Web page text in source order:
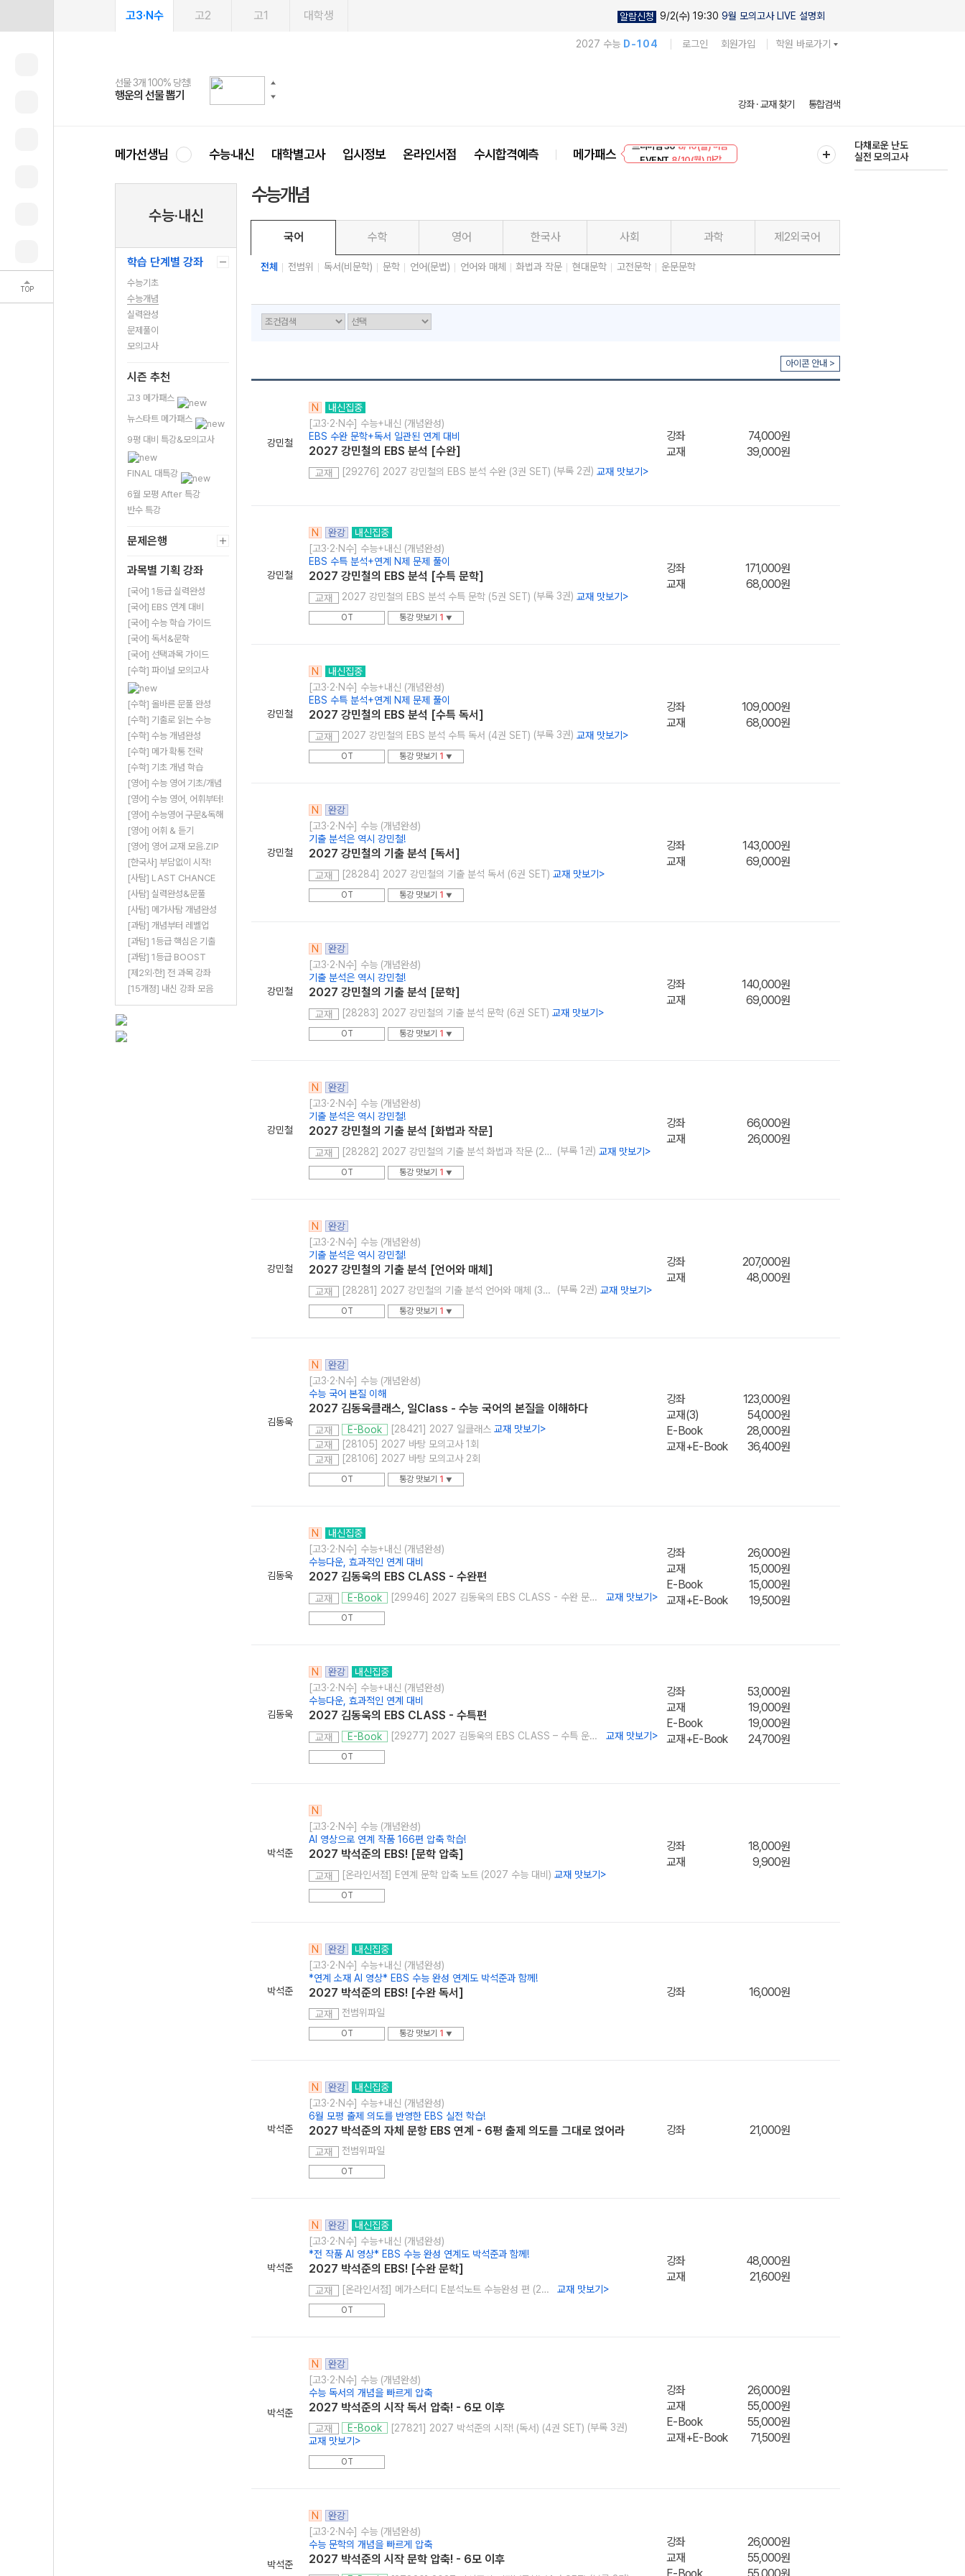
TOP
고3·N수 고2 고1 대학생 알람신청 9/2(수) 19:30 9월 모의고사 LIVE 설명회
2027 수능 D-104 로그인 회원가입 학원 바로가기
메가스터디
선물 3개 100% 당첨!
행운의 선물 뽑기
선물 100% 증정!
메가스터디 X 올리브
여름방학 스터디 캐시백
메가런 썸머스쿨
2027 러셀 단과
강사 공개선발
스마트러닝앱
설문 EVENT
메가패스
3일 무료 체험권
메가패스 수강생 무료혜택!
메가클럽 멤버십
사회공헌 캠페인
희망이룸 메가나눔
강좌 · 교재 찾기 통합검색
메가선생님 수능·내신 대학별고사 입시정보 온라인서점 수시합격예측 메가패스
EVENT
8/10(월) 마감
다채로운 난도
실전 모의고사
수능·내신
학습 단계별 강좌
수능기초
수능개념
실력완성
문제풀이
모의고사
시즌 추천
고3 메가패스
뉴스타트 메가패스
9평 대비 특강&모의고사
FINAL 대특강
6월 모평 After 특강
반수 특강
문제은행
과목별 기획 강좌
[국어] 1등급 실력완성
[국어] EBS 연계 대비
[국어] 수능 학습 가이드
[국어] 독서&문학
[국어] 선택과목 가이드
[수학] 파이널 모의고사
[수학] 올바른 문풀 완성
[수학] 기출로 읽는 수능
[수학] 수능 개념완성
[수학] 메가 확통 전략
[수학] 기초 개념 학습
[영어] 수능 영어 기초/개념
[영어] 수능 영어, 어휘부터!
[영어] 수능영어 구문&독해
[영어] 어휘 & 듣기
[영어] 영어 교재 모음.ZIP
[한국사] 부담없이 시작!
[사탐] LAST CHANCE
[사탐] 실력완성&문풀
[사탐] 메가사탐 개념완성
[과탐] 개념부터 레벨업
[과탐] 1등급 핵심은 기출
[과탐] 1등급 BOOST
[제2외·한] 전 과목 강좌
[15개정] 내신 강좌 모음
수능개념
국어
전체 전범위 독서(비문학) 문학 언어(문법) 언어와 매체 화법과 작문 현대문학 고전문학 운문문학
수학 영어 한국사 사회 과학 제2외국어
아이콘 안내 >
강민철
N
내신집중
[고3·2·N수] 수능+내신 (개념완성)
EBS 수완 문학+독서 일관된 연계 대비
2027 강민철의 EBS 분석 [수완]
교재 [29276] 2027 강민철의 EBS 분석 수완 (3권 SET) (부록 2권) 교재 맛보기 >
강좌
74,000원
교재
39,000원
강민철
N 완강
내신집중
[고3·2·N수] 수능+내신 (개념완성)
EBS 수특 분석+연계 N제 문제 풀이
2027 강민철의 EBS 분석 [수특 문학]
교재 2027 강민철의 EBS 분석 수특 문학 (5권 SET) (부록 3권) 교재 맛보기 >
OT 통강 맛보기 1 ▼
강좌
171,000원
교재
68,000원
강민철
N
내신집중
[고3·2·N수] 수능+내신 (개념완성)
EBS 수특 분석+연계 N제 문제 풀이
2027 강민철의 EBS 분석 [수특 독서]
교재 2027 강민철의 EBS 분석 수특 독서 (4권 SET) (부록 3권) 교재 맛보기 >
OT 통강 맛보기 1 ▼
강좌
109,000원
교재
68,000원
강민철
N
완강
[고3·2·N수] 수능 (개념완성)
기출 분석은 역시 강민철!
2027 강민철의 기출 분석 [독서]
교재 [28284] 2027 강민철의 기출 분석 독서 (6권 SET) 교재 맛보기 >
OT 통강 맛보기 1 ▼
강좌
143,000원
교재
69,000원
강민철
N
완강
[고3·2·N수] 수능 (개념완성)
기출 분석은 역시 강민철!
2027 강민철의 기출 분석 [문학]
교재 [28283] 2027 강민철의 기출 분석 문학 (6권 SET) 교재 맛보기 >
OT 통강 맛보기 1 ▼
강좌
140,000원
교재
69,000원
강민철
N
완강
[고3·2·N수] 수능 (개념완성)
기출 분석은 역시 강민철!
2027 강민철의 기출 분석 [화법과 작문]
교재 [28282] 2027 강민철의 기출 분석 화법과 작문 (2권 SET) (부록 1권) 교재 맛보기 >
OT 통강 맛보기 1 ▼
강좌
66,000원
교재
26,000원
강민철
N
완강
[고3·2·N수] 수능 (개념완성)
기출 분석은 역시 강민철!
2027 강민철의 기출 분석 [언어와 매체]
교재 [28281] 2027 강민철의 기출 분석 언어와 매체 (3권 SET) (부록 2권) 교재 맛보기 >
OT 통강 맛보기 1 ▼
강좌
207,000원
교재
48,000원
김동욱
N
완강
[고3·2·N수] 수능 (개념완성)
수능 국어 본질 이해
2027 김동욱클래스, 일Class - 수능 국어의 본질을 이해하다
교재 E-Book [28421] 2027 일클래스 교재 맛보기 >
교재
[28105] 2027 바탕 모의고사 1회
교재
[28106] 2027 바탕 모의고사 2회
OT 통강 맛보기 1 ▼
강좌
123,000원
교재(3)
54,000원
E-Book
28,000원
교재+E-Book
36,400원
김동욱
N
내신집중
[고3·2·N수] 수능+내신 (개념완성)
수능다운, 효과적인 연계 대비
2027 김동욱의 EBS CLASS - 수완편
교재 E-Book [29946] 2027 김동욱의 EBS CLASS - 수완 문학편 교재 맛보기 >
OT
강좌
26,000원
교재
15,000원
E-Book
15,000원
교재+E-Book
19,500원
김동욱
N 완강
내신집중
[고3·2·N수] 수능+내신 (개념완성)
수능다운, 효과적인 연계 대비
2027 김동욱의 EBS CLASS - 수특편
교재 E-Book [29277] 2027 김동욱의 EBS CLASS – 수특 운문편 교재 맛보기 >
OT
강좌
53,000원
교재
19,000원
E-Book
19,000원
교재+E-Book
24,700원
박석준
N
[고3·2·N수] 수능 (개념완성)
AI 영상으로 연계 작품 166편 압축 학습!
2027 박석준의 EBS! [문학 압축]
교재 [온라인서점] E연계 문학 압축 노트 (2027 수능 대비) 교재 맛보기 >
OT
강좌
18,000원
교재
9,900원
박석준
N 완강
내신집중
[고3·2·N수] 수능+내신 (개념완성)
*연계 소재 AI 영상* EBS 수능 완성 연계도 박석준과 함께!
2027 박석준의 EBS! [수완 독서]
교재 전범위파일
OT 통강 맛보기 1 ▼
강좌 16,000원
박석준
N 완강
내신집중
[고3·2·N수] 수능+내신 (개념완성)
6월 모평 출제 의도를 반영한 EBS 실전 학습!
2027 박석준의 자체 문항 EBS 연계 - 6평 출제 의도를 그대로 얹어라
교재 전범위파일
OT
강좌 21,000원
박석준
N 완강
내신집중
[고3·2·N수] 수능+내신 (개념완성)
*전 작품 AI 영상* EBS 수능 완성 연계도 박석준과 함께!
2027 박석준의 EBS! [수완 문학]
교재 [온라인서점] 메가스터디 E분석노트 수능완성 편 (2027 수능 대비) 교재 맛보기 >
OT
강좌
48,000원
교재
21,600원
박석준
N
완강
[고3·2·N수] 수능 (개념완성)
수능 독서의 개념을 빠르게 압축
2027 박석준의 시작 독서 압축! - 6모 이후
교재 E-Book [27821] 2027 박석준의 시작! (독서) (4권 SET) (부록 3권)
교재 맛보기 >
OT
강좌
26,000원
교재
55,000원
E-Book
55,000원
교재+E-Book
71,500원
박석준
N
완강
[고3·2·N수] 수능 (개념완성)
수능 문학의 개념을 빠르게 압축
2027 박석준의 시작 문학 압축! - 6모 이후
강좌
26,000원
교재
55,000원